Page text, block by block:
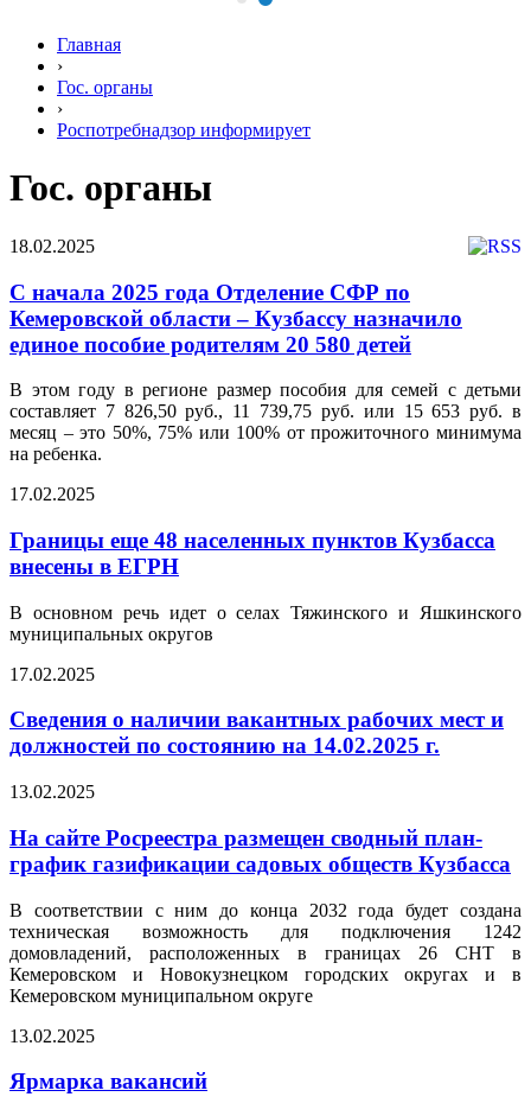
Главная
›
Гос. органы
›
Роспотребнадзор информирует
Гос. органы
18.02.2025
С начала 2025 года Отделение СФР по
Кемеровской области – Кузбассу назначило
единое пособие родителям 20 580 детей
В этом году в регионе размер пособия для семей с детьми
составляет 7 826,50 руб., 11 739,75 руб. или 15 653 руб. в
месяц – это 50%, 75% или 100% от прожиточного минимума
на ребенка.
17.02.2025
Границы еще 48 населенных пунктов Кузбасса
внесены в ЕГРН
В основном речь идет о селах Тяжинского и Яшкинского
муниципальных округов
17.02.2025
Сведения о наличии вакантных рабочих мест и
должностей по состоянию на 14.02.2025 г.
13.02.2025
На сайте Росреестра размещен сводный план-
график газификации садовых обществ Кузбасса
В соответствии с ним до конца 2032 года будет создана
техническая возможность для подключения 1242
домовладений, расположенных в границах 26 СНТ в
Кемеровском и Новокузнецком городских округах и в
Кемеровском муниципальном округе
13.02.2025
Ярмарка вакансий